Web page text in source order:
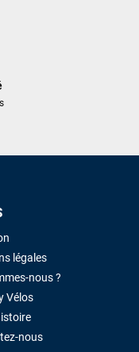
légales
nous ?
Vélos
nous